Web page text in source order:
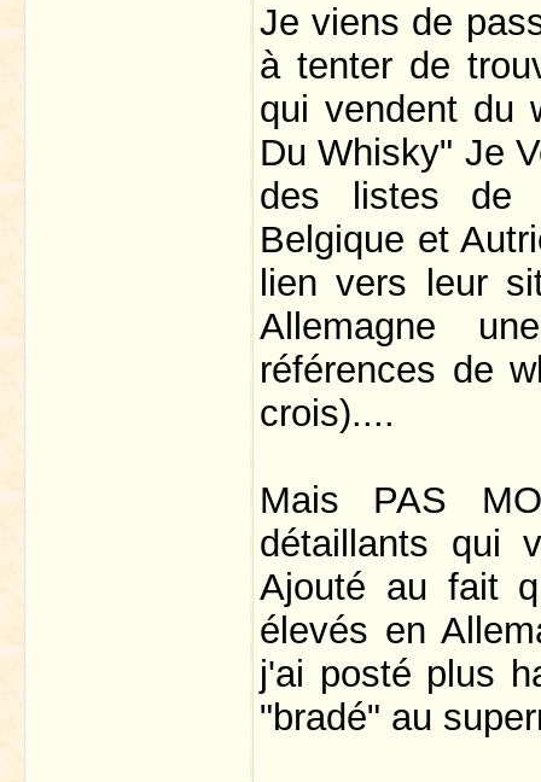
Je viens de
à tenter de
qui vendent du
Du Whisky" Je
des listes de
Belgique et
lien vers leur
Allemagne
références de
crois)....
Mais PAS
détaillants qui
Ajouté au fait
élevés en
j'ai posté plus
"bradé" au